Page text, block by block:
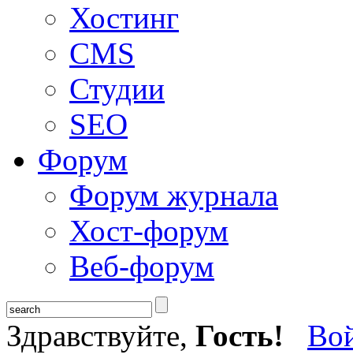
Хостинг
CMS
Студии
SEO
Форум
Форум журнала
Хост-форум
Веб-форум
Здравствуйте, Гость!